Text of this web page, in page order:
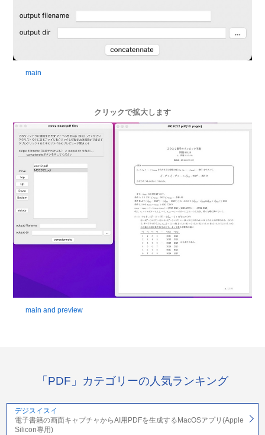
main
クリックで拡大します
main and preview
「PDF」カテゴリーの人気ランキング
デジスイスイ
電子書籍の画面キャプチャからAI用PDFを生成するMacOSアプリ(Apple
Silicon専用)